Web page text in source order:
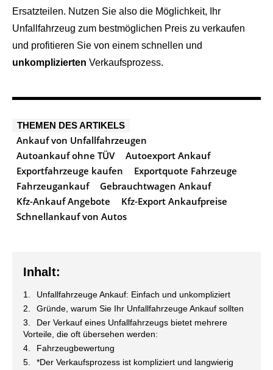
Ersatzteilen. Nutzen Sie also die Möglichkeit, Ihr
Unfallfahrzeug zum bestmöglichen Preis zu verkaufen
und profitieren Sie von einem schnellen und
unkomplizierten Verkaufsprozess.
THEMEN DES ARTIKELS
Ankauf von Unfallfahrzeugen
Autoankauf ohne TÜV
Autoexport Ankauf
Exportfahrzeuge kaufen
Exportquote Fahrzeuge
Fahrzeugankauf
Gebrauchtwagen Ankauf
Kfz-Ankauf Angebote
Kfz-Export Ankaufpreise
Schnellankauf von Autos
Inhalt:
Unfallfahrzeuge Ankauf: Einfach und unkompliziert
Gründe, warum Sie Ihr Unfallfahrzeuge Ankauf sollten
Der Verkauf eines Unfallfahrzeugs bietet mehrere
Vorteile, die oft übersehen werden:
Fahrzeugbewertung
*Der Verkaufsprozess ist kompliziert und langwierig